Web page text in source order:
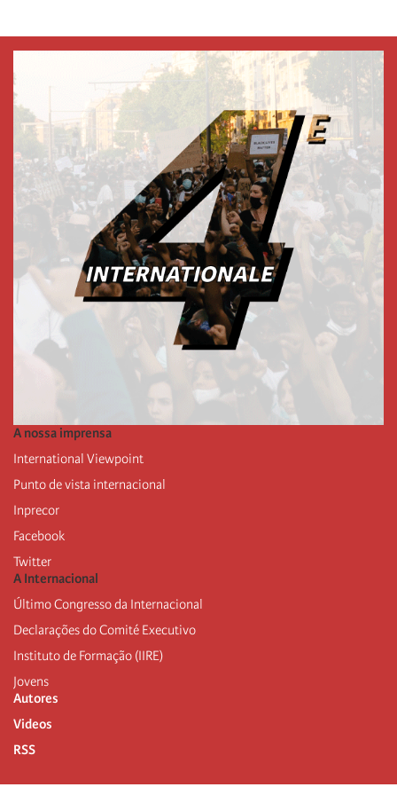
A nossa imprensa
International Viewpoint
Punto de vista internacional
Inprecor
Facebook
Twitter
A Internacional
Último Congresso da Internacional
Declarações do Comité Executivo
Instituto de Formação (IIRE)
Jovens
Autores
Videos
RSS